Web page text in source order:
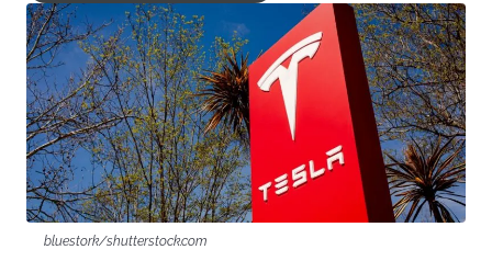
bluestork/shutterstock.com